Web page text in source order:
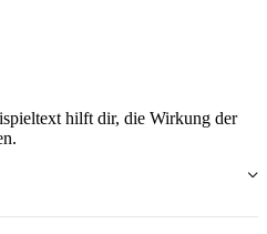
hilft dir, die Wirkung der